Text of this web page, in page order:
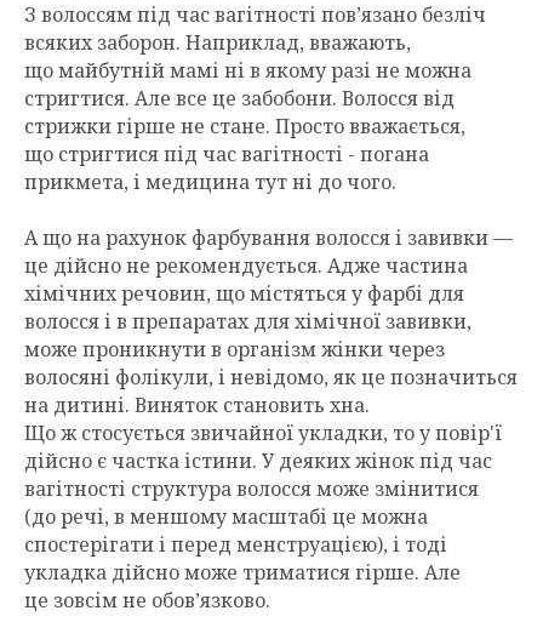
З волоссям під час вагітності пов’язано безліч
всяких заборон. Наприклад, вважають,
що майбутній мамі ні в якому разі не можна
стригтися. Але все це забобони. Волосся від
стрижки гірше не стане. Просто вважається,
що стригтися під час вагітності - погана
прикмета, і медицина тут ні до чого.
А що на рахунок фарбування волосся і завивки —
це дійсно не рекомендується. Адже частина
хімічних речовин, що містяться у фарбі для
волосся і в препаратах для хімічної завивки,
може проникнути в організм жінки через
волосяні фолікули, і невідомо, як це позначиться
на дитині. Виняток становить хна.
Що ж стосується звичайної укладки, то у повір'ї
дійсно є частка істини. У деяких жінок під час
вагітності структура волосся може змінитися
(до речі, в меншому масштабі це можна
спостерігати і перед менструацією), і тоді
укладка дійсно може триматися гірше. Але
це зовсім не обов’язково.